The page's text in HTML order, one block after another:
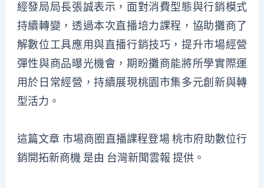
經發局局長張誠表示，面對消費型態與行銷模式
持續轉變，透過本次直播培力課程，協助攤商了
解數位工具應用與直播行銷技巧，提升市場經營
彈性與商品曝光機會，期盼攤商能將所學實際運
用於日常經營，持續展現桃園市集多元創新與轉
型活力。
這篇文章 市場商圈直播課程登場 桃市府助數位行
銷開拓新商機 是由 台灣新聞雲報 提供。